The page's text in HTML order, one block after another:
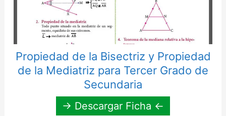
Propiedad de la Bisectriz y Propiedad
de la Mediatriz para Tercer Grado de
Secundaria
→ Descargar Ficha ←